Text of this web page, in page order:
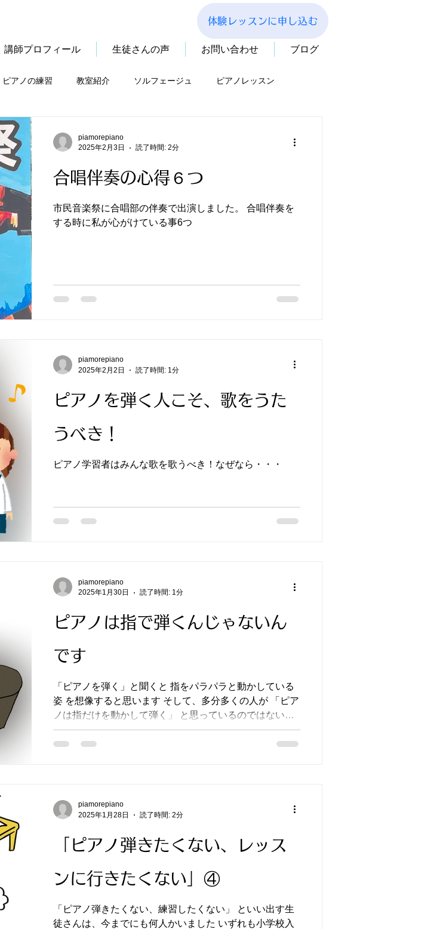
体験レッスンに申し込む
講師プロフィール 生徒さんの声 お問い合わせ ブログ
ピアノの練習 教室紹介 ソルフェージュ ピアノレッスン
子育て
合唱伴奏の心得６つ
市民音楽祭に合唱部の伴奏で出演しました。 合唱伴奏を
する時に私が心がけている事6つ
piamorepiano
2025年2月3日
読了時間: 2分
ピアノを弾く人こそ、歌をうた
うべき！
ピアノ学習者はみんな歌を歌うべき！なぜなら・・・
piamorepiano
2025年2月2日
読了時間: 1分
ピアノは指で弾くんじゃないん
です
「ピアノを弾く」と聞くと 指をパラパラと動かしている
姿 を想像すると思います そして、多分多くの人が 「ピア
ノは指だけを動かして弾く」 と思っているのではないで
しょうか？ ピアノは指、手、腕、上半身、下半身を使い
ます ...
piamorepiano
2025年1月30日
読了時間: 1分
「ピアノ弾きたくない、レッス
ンに行きたくない」④
「ピアノ弾きたくない、練習したくない」 といい出す生
徒さんは、今までにも何人かいました いずれも小学校入
piamorepiano
2025年1月28日
読了時間: 2分